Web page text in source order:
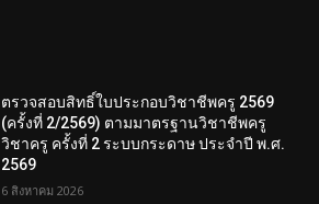
ตรวจสอบสิทธิ์ใบประกอบวิชาชีพครู 2569
(ครั้งที่ 2/2569) ตามมาตรฐานวิชาชีพครู
วิชาครู ครั้งที่ 2 ระบบกระดาษ ประจำปี พ.ศ.
2569
6 สิงหาคม 2026